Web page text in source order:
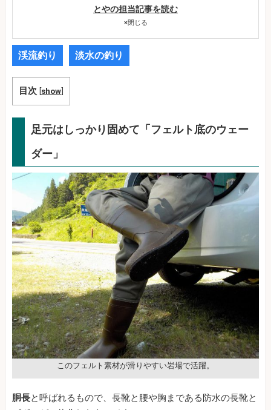
とやの担当記事を読む
×閉じる
渓流釣り 淡水の釣り
目次 [show]
足元はしっかり固めて「フェルト底のウェー
ダー」
このフェルト素材が滑りやすい岩場で活躍。
胴長と呼ばれるもので、長靴と腰や胸まである防水の長靴と